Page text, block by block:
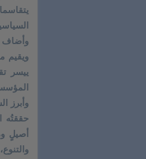
وأضاف
ويقيم
ييسر
وأبرز
حققتُه
أصيلٍ